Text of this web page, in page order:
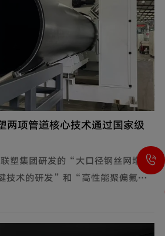
两项管道核心技术通过国家级
塑集团研发的“大口径钢丝网增强
技术的研发”和“高性能聚偏氟乙
键技术的研发”通过了中国轻工业